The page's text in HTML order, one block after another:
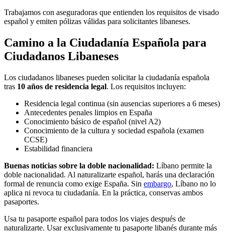
Trabajamos con aseguradoras que entienden los requisitos de visado
español y emiten pólizas válidas para solicitantes libaneses.
Camino a la Ciudadanía Española para
Ciudadanos Libaneses
Los ciudadanos libaneses pueden solicitar la ciudadanía española
tras 10 años de residencia legal. Los requisitos incluyen:
Residencia legal continua (sin ausencias superiores a 6 meses)
Antecedentes penales limpios en España
Conocimiento básico de español (nivel A2)
Conocimiento de la cultura y sociedad española (examen
CCSE)
Estabilidad financiera
Buenas noticias sobre la doble nacionalidad: Líbano permite la
doble nacionalidad. Al naturalizarte español, harás una declaración
formal de renuncia como exige España. Sin embargo, Líbano no lo
aplica ni revoca tu ciudadanía. En la práctica, conservas ambos
pasaportes.
Usa tu pasaporte español para todos los viajes después de
naturalizarte. Usar exclusivamente tu pasaporte libanés durante más